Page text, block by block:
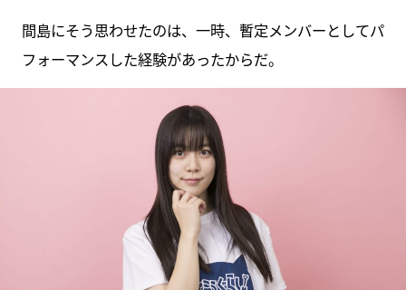
間島にそう思わせたのは、一時、暫定メンバーとしてパ
フォーマンスした経験があったからだ。